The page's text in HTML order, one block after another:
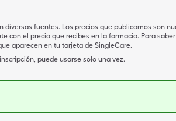
fuentes. Los precios que publicamos son
el precio que recibes en la farmacia. Para
aparecen en tu tarjeta de SingleCare.
puede usarse solo una vez.